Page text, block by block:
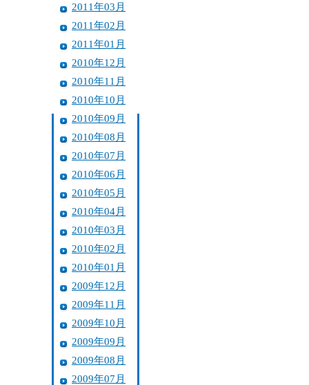
2011年03月
2011年02月
2011年01月
2010年12月
2010年11月
2010年10月
2010年09月
2010年08月
2010年07月
2010年06月
2010年05月
2010年04月
2010年03月
2010年02月
2010年01月
2009年12月
2009年11月
2009年10月
2009年09月
2009年08月
2009年07月